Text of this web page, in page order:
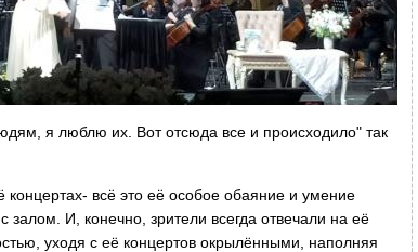
я люблю их. Вот отсюда все и происходило" так
всё это её особое обаяние и умение
залом. И, конечно, зрители всегда отвечали на её
уходя с её концертов окрылёнными, наполняя